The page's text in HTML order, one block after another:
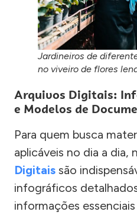
Jardineiros de
no viveiro de flores
Arquivos Digitais:
e Modelos de
Para quem busca
aplicáveis no dia a dia,
Digitais são
infográficos
informações